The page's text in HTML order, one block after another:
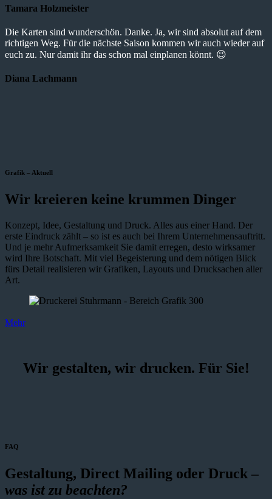
Tamara Holzmeister
Die Karten sind wunderschön. Danke. Ja, wir sind absolut auf dem
richtigen Weg. Für die nächste Saison kommen wir auch wieder auf
euch zu. Nur damit ihr das schon mal einplanen könnt. 😉
Diana Lachmann
Grafik – Aktuell
Wir kreieren keine krummen Dinger
Konzept, Idee, Gestaltung und Druck. Alles aus einer Hand. Der
erste Eindruck zählt – so ist es auch bei Ihrem Unternehmensauftritt.
Und je mehr Aufmerksamkeit Sie damit erregen, desto wirksamer
wird Ihre Botschaft. Mit viel Begeisterung und dem nötigen Blick
fürs Detail realisieren wir Grafiken, Layouts und Drucksachen aller
Art.
Mehr
Wir gestalten, wir drucken. Für Sie!
FAQ
Gestaltung, Direct Mailing oder Druck –
was ist zu beachten?